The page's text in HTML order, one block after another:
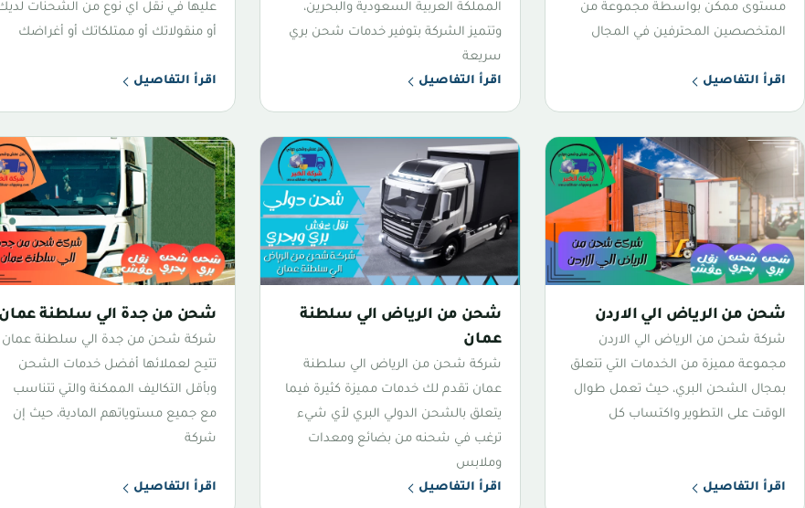
مستوى ممكن بواسطة مجموعة من
المتخصصين المحترفين في المجال
اقرأ التفاصيل
المملكة العربية السعودية والبحرين،
وتتميز الشركة بتوفير خدمات شحن بري
سريعة
اقرأ التفاصيل
عليها في نقل اي نوع من الشحنات
أو منقولاتك أو ممتلكاتك أو أغراضك
اقرأ التفاصيل
شحن من الرياض الي الاردن
شركة شحن من الرياض الي الاردن
مجموعة مميزة من الخدمات التي تتعلق
بمجال الشحن البري، حيث تعمل طوال
الوقت على التطوير واكتساب كل
اقرأ التفاصيل
شحن من الرياض الي سلطنة
عمان
شركة شحن من الرياض الي سلطنة
عمان تقدم لك خدمات مميزة كثيرة فيما
يتعلق بالشحن الدولي البري لأي شيء
ترغب في شحنه من بضائع ومعدات
وملابس
اقرأ التفاصيل
شحن من جدة الي سلطنة عمان
شركة شحن من جدة الي سلطنة عمان
تتيح لعملائها أفضل خدمات الشحن
وبأقل التكاليف الممكنة والتي تتناسب
مع جميع مستوياتهم المادية، حيث إن
شركة
اقرأ التفاصيل